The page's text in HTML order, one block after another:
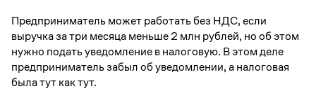
Предприниматель может работать без НДС, если
выручка за три месяца меньше 2 млн рублей, но об этом
нужно подать уведомление в налоговую. В этом деле
предприниматель забыл об уведомлении, а налоговая
была тут как тут.